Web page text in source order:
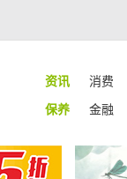
资讯 消费
保养
金融